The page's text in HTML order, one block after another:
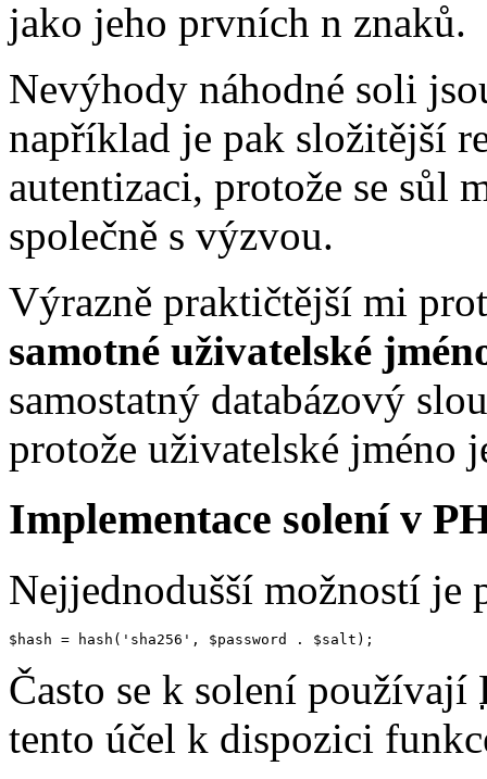
jako jeho prvních n znaků.
Nevýhody náhodné soli
například je pak složitější
autentizaci, protože se sůl
společně s výzvou.
Výrazně praktičtější mi
samotné uživatelské
samostatný databázový
protože uživatelské jméno
Implementace solení v
Nejjednodušší možností je
$hash = hash( 'sha256' , $password . $salt );
Často se k solení používají
tento účel k dispozici